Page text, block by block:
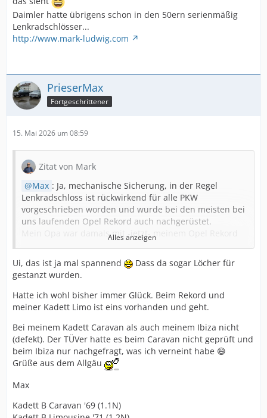
Daimler hatte übrigens schon in den 50ern serienmäßig
Lenkradschlösser...
http://www.mark-ludwig.com
PrieserMax
Fortgeschrittener
15. Mai 2026 um 08:59
Zitat von Mark
Max : Ja, mechanische Sicherung, in der Regel
Lenkradschloss ist rückwirkend für alle PKW
vorgeschrieben worden und wurde bei den meisten bei
uns laufenden Opel Rekord auch nachgerüstet.
Mein Opa war damals mit -jetzt- meinem Opel Rekord
auch zur Nachrüstung beim freundlichen
Opelhändler...
Da wurde mit nem Sonderwerkzeug das Loch in die
Lenksäule gestanzt und das Lenkradschloss
nachgerüstet.
Also wenn deiner keins hat, pass auf dass keiner bei der
HU das sieht
Daimler hatte übrigens schon in den 50ern serienmäßig
Lenkradschlösser...
Alles anzeigen
Ui, das ist ja mal spannend
Dass da sogar Löcher für
gestanzt wurden.
Hatte ich wohl bisher immer Glück. Beim Rekord und
meiner Kadett Limo ist eins vorhanden und geht.
Bei meinem Kadett Caravan als auch meinem Ibiza nicht
(defekt). Der TÜVer hatte es beim Caravan nicht geprüft und
beim Ibiza nur nachgefragt, was ich verneint habe 😄
Grüße aus dem Allgäu
Max
Kadett B Caravan '69 (1.1N)